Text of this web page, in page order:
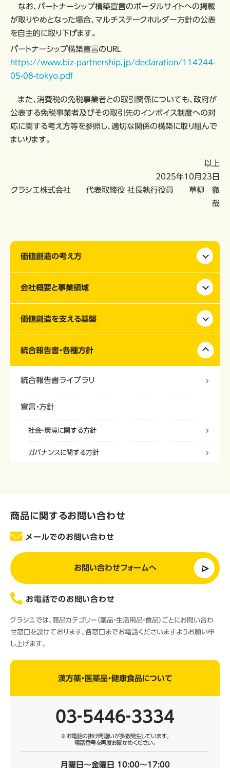
なお、パートナーシップ構築宣言のポータルサイトへの掲載
が取りやめとなった場合、マルチステークホルダー方針の公表
を自主的に取り下げます。
パートナーシップ構築宣言のＵＲＬ
https://www.biz-partnership.jp/declaration/114244-
05-08-tokyo.pdf
また、消費税の免税事業者との取引関係についても、政府が
公表する免税事業者及びその取引先のインボイス制度への対
応に関する考え方等を参照し、適切な関係の構築に取り組んで
まいります。
以上
2025年10月23日
クラシエ株式会社 代表取締役 社長執行役員 草柳 徹
哉
価値創造の考え方
会社概要と事業領域
価値創造を支える基盤
統合報告書・各種方針
統合報告書ライブラリ
宣言・方針
社会・環境に関する方針
ガバナンスに関する方針
商品に関するお問い合わせ
メールでのお問い合わせ
お問い合わせフォームへ
お電話でのお問い合わせ
クラシエでは、商品カテゴリー（薬品・生活用品・食品）ごとにお問い合わ
せ窓口を設けております。各窓口までお電話くださいますようお願い申
し上げます。
漢方薬・医薬品・健康食品について
03‐5446‐3334
※お電話の掛け間違いが多数発生しています。
電話番号を再度お確かめください。
月曜日～金曜日 10:00～17:00